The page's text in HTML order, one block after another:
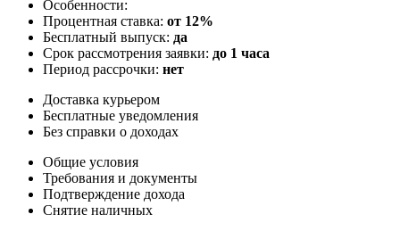
Особенности:
Процентная ставка: от 12%
Бесплатный выпуск: да
Срок рассмотрения заявки: до 1 часа
Период рассрочки: нет
Доставка курьером
Бесплатные уведомления
Без справки о доходах
Общие условия
Требования и документы
Подтверждение дохода
Снятие наличных